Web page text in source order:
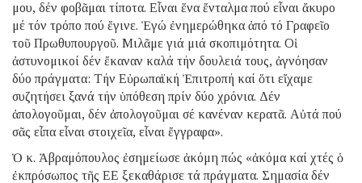
μου, δέν φοβᾶμαι τίποτα. Εἶναι ἕνα ἔνταλμα πού εἶναι ἄκυρο
μέ τόν τρόπο πού ἔγινε. Ἐγώ ἐνημερώθηκα ἀπό τό Γραφεῖο
τοῦ Πρωθυπουργοῦ. Μιλᾶμε γιά μιά σκοπιμότητα. Οἱ
ἀστυνομικοί δέν ἔκαναν καλά τήν δουλειά τους, ἀγνόησαν
δύο πράγματα: Τήν Εὐρωπαϊκή Ἐπιτροπή καί ὅτι εἴχαμε
συζητήσει ξανά τήν ὑπόθεση πρίν δύο χρόνια. Δέν
ἀπολογοῦμαι, δέν ἀπολογοῦμαι σέ κανέναν κερατᾶ. Αὐτά πού
σᾶς εἶπα εἶναι στοιχεῖα, εἶναι ἔγγραφα».
Ὁ κ. Ἀβραμόπουλος ἐσημείωσε ἀκόμη πώς «ἀκόμα καί χτές ὁ
ἐκπρόσωπος τῆς ΕΕ ξεκαθάρισε τά πράγματα. Σημασία δέν